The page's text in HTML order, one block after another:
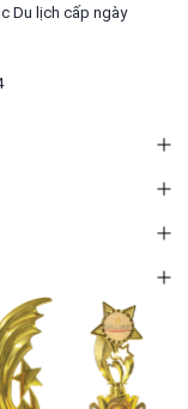
Du lịch cấp ngày